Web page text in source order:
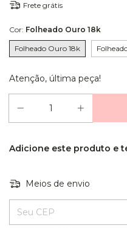
Frete grátis
Cor: Folheado Ouro 18k
Folheado Ouro 18k
Atenção, última peça!
Adicione este produto e
Meios de envio
Entregas para o CEP: